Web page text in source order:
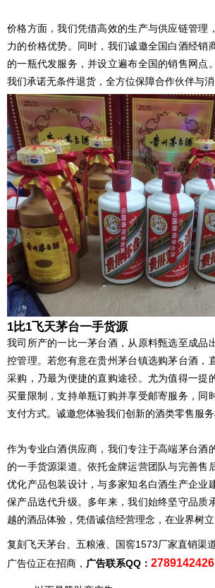
价格方面，我们凭借高效的生产与供应链管理
力的价格优势。同时，我们诚邀全国白酒经销
的一瓶代发服务，并设立遍布全国的销售网点
我们承诺无条件退货，全方位保障合作伙伴与消
1比1飞天茅台一手货源
我司所产的一比一茅台酒，从原料甄选至成品
控管理。若您有意在贵州茅台镇选购茅台酒，
采购，乃最为便捷的直购途径。尤为值得一提
买量限制，支持单瓶订购并享受邮寄服务，同
支付方式。诚邀您体验我们创新的酒类零售服务
作为专业白酒供应商，我们专注于高端茅台酒
的一手货源渠道。依托金牌运营团队与完善售
优化产品包装设计，与多家知名白酒生产企业
保产品迭代升级。多年来，我们始终坚守品质
越的酒品体验，凭借诚信经营理念，在业界树立
复刻飞天茅台、五粮液、国窖1573厂家直销渠
广告位正在招商， 广告联系QQ： 2789142426